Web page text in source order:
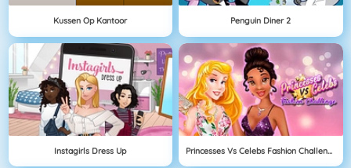
Kussen Op Kantoor Penguin Diner 2
Instagirls Dress Up Princesses Vs Celebs Fashion Challenge